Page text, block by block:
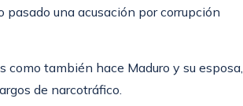
una acusación por corrupción
también hace Maduro y su esposa,
de narcotráfico.